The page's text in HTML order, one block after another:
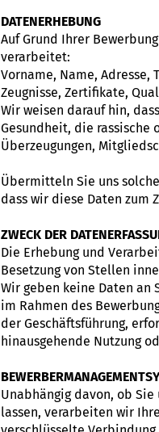
DATENERHEBUNG
Auf Grund Ihrer
verarbeitet:
Vorname, Name, Adresse,
Zeugnisse, Zertifikate,
Wir weisen darauf hin,
Gesundheit, die
Überzeugungen,
Übermitteln Sie uns
dass wir diese Daten zum
ZWECK DER
Die Erhebung und
Besetzung von Stellen
Wir geben keine Daten
im Rahmen des
der Geschäftsführung,
hinausgehende Nutzung
Unabhängig davon, ob
lassen, verarbeiten wir